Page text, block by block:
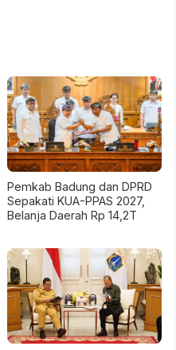
Pemkab Badung dan DPRD
Sepakati KUA-PPAS 2027,
Belanja Daerah Rp 14,2T